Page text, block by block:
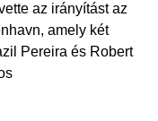
az irányítást az
amely két
Pereira és Robert